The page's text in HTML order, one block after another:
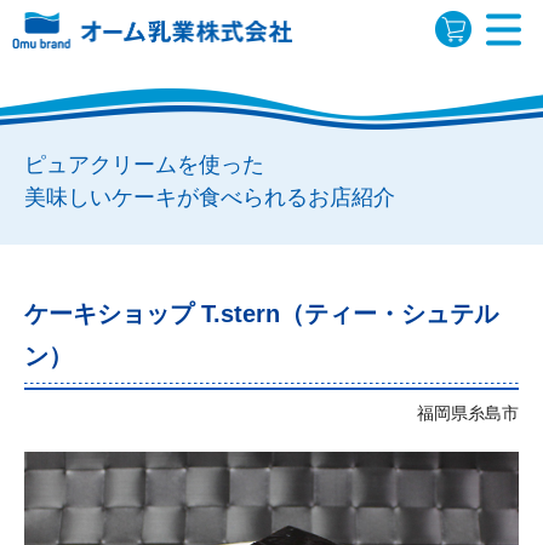
ピュアクリームを使った
美味しいケーキが食べられるお店紹介
ケーキショップ T.stern（ティー・シュテル
ン）
福岡県糸島市